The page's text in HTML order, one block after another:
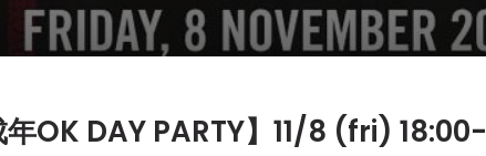
OK DAY PARTY】11/8 (fri) 18:00-